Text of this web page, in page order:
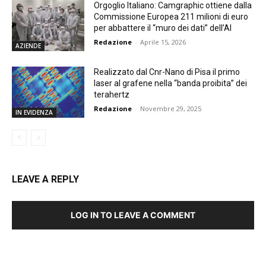
AZIENDE
Orgoglio Italiano: Camgraphic ottiene dalla
Commissione Europea 211 milioni di euro
per abbattere il “muro dei dati” dell’AI
Redazione - Aprile 15, 2026
IN EVIDENZA
Realizzato dal Cnr-Nano di Pisa il primo
laser al grafene nella “banda proibita” dei
terahertz
Redazione - Novembre 29, 2025
LEAVE A REPLY
LOG IN TO LEAVE A COMMENT